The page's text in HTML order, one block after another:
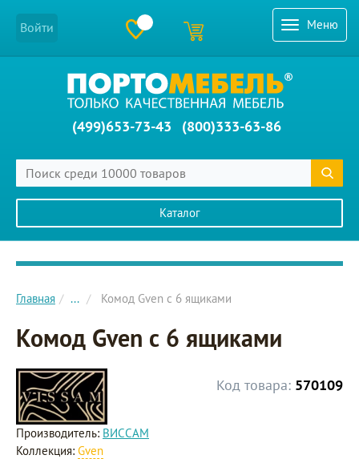
Меню
Войти
(499)653-73-43 (800)333-63-86
Каталог
Главное меню сайта
Главная ... Комод Gven с 6 ящиками
Комод Gven с 6 ящиками
Код товара: 570109
Производитель: ВИССАМ
Коллекция: Gven